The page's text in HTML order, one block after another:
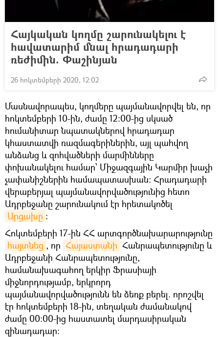
Հայկական կողմը շարունակելու է
հավատարիմ մնալ հրադադարի
ռեժիմին. Փաշինյան
26 հոկտեմբերի 2020, 12:02
Մասնավորապես, կողմերը պայմանավորվել են, որ
հոկտեմբերի 10-ին, ժամը 12։00-ից սկսած
հումանիտար նպատակներով հրադադար
կհաստատվի ռազմագերիներին, այլ պահվող
անձանց և զոհվածների մարմինները
փոխանակելու համար՝ Միջազգային Կարմիր խաչի
չափանիշներին համապատասխան։ Հրադադարի
վերաբերյալ պայմանավորվածությունից հետո
Ադրբեջանը շարունակում էր հրետակոծել
Արցախը ։
Հոկտեմբերի 17-ին ՀՀ արտգործնախարարությունը
հայտնեց , որ Հայաստանի Հանրապետությունը և
Ադրբեջանի Հանրապետությունը,
համանախագահող երկիր Ֆրասիայի
միջնորդությամբ, երկրորդ
պայմանավորվածությունն են ձեռք բերել. որոշվել
էր հոկտեմբերի 18-ին, տեղական ժամանակով
ժամը 00:00-ից հաստատել մարդասիրական
զինադադար։